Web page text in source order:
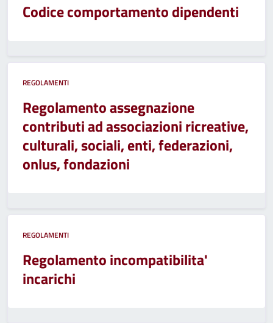
Codice comportamento dipendenti
REGOLAMENTI
Regolamento assegnazione
contributi ad associazioni ricreative,
culturali, sociali, enti, federazioni,
onlus, fondazioni
REGOLAMENTI
Regolamento incompatibilita'
incarichi